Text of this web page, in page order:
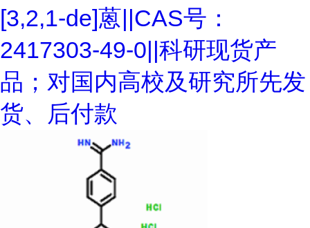
[3,2,1-de]蒽||CAS号：
2417303-49-0||科研现货产
品；对国内高校及研究所先发
货、后付款